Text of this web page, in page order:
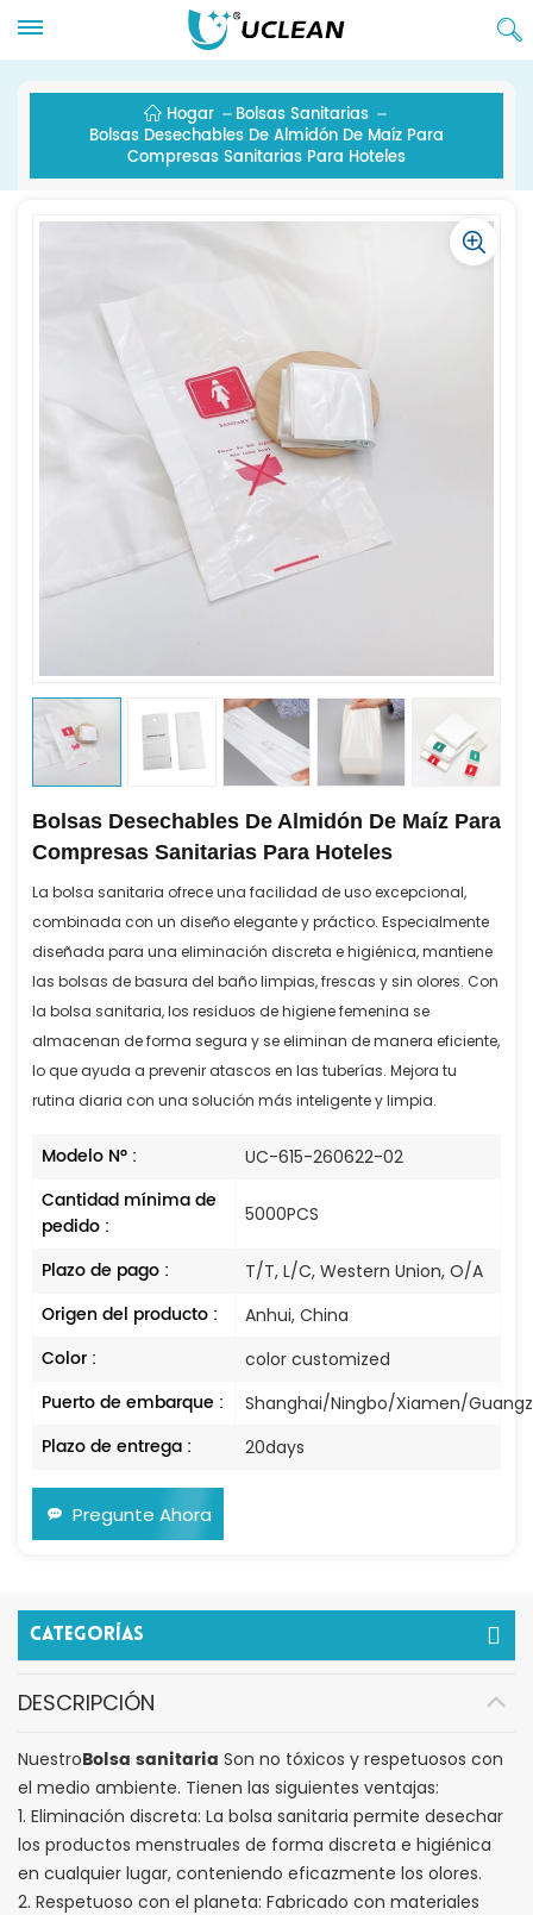
Hogar
Bolsas Sanitarias
Bolsas Desechables De Almidón De Maíz Para
Compresas Sanitarias Para Hoteles
Bolsas Desechables De Almidón De Maíz Para
Compresas Sanitarias Para Hoteles
La bolsa sanitaria ofrece una facilidad de uso excepcional,
combinada con un diseño elegante y práctico. Especialmente
diseñada para una eliminación discreta e higiénica, mantiene
las bolsas de basura del baño limpias, frescas y sin olores. Con
la bolsa sanitaria, los residuos de higiene femenina se
almacenan de forma segura y se eliminan de manera eficiente,
lo que ayuda a prevenir atascos en las tuberías. Mejora tu
rutina diaria con una solución más inteligente y limpia.
Modelo N° : UC-615-260622-02
Cantidad mínima de
pedido :
5000PCS
Plazo de pago : T/T, L/C, Western Union, O/A
Origen del producto : Anhui, China
Color : color customized
Puerto de embarque : Shanghai/Ningbo/Xiamen/
Plazo de entrega : 20days
Pregunte Ahora
Categorías
DESCRIPCIÓN
NuestroBolsa sanitaria Son no tóxicos y respetuosos con
el medio ambiente. Tienen las siguientes ventajas:
1. Eliminación discreta: La bolsa sanitaria permite desechar
los productos menstruales de forma discreta e higiénica
en cualquier lugar, conteniendo eficazmente los olores.
2. Respetuoso con el planeta: Fabricado con materiales